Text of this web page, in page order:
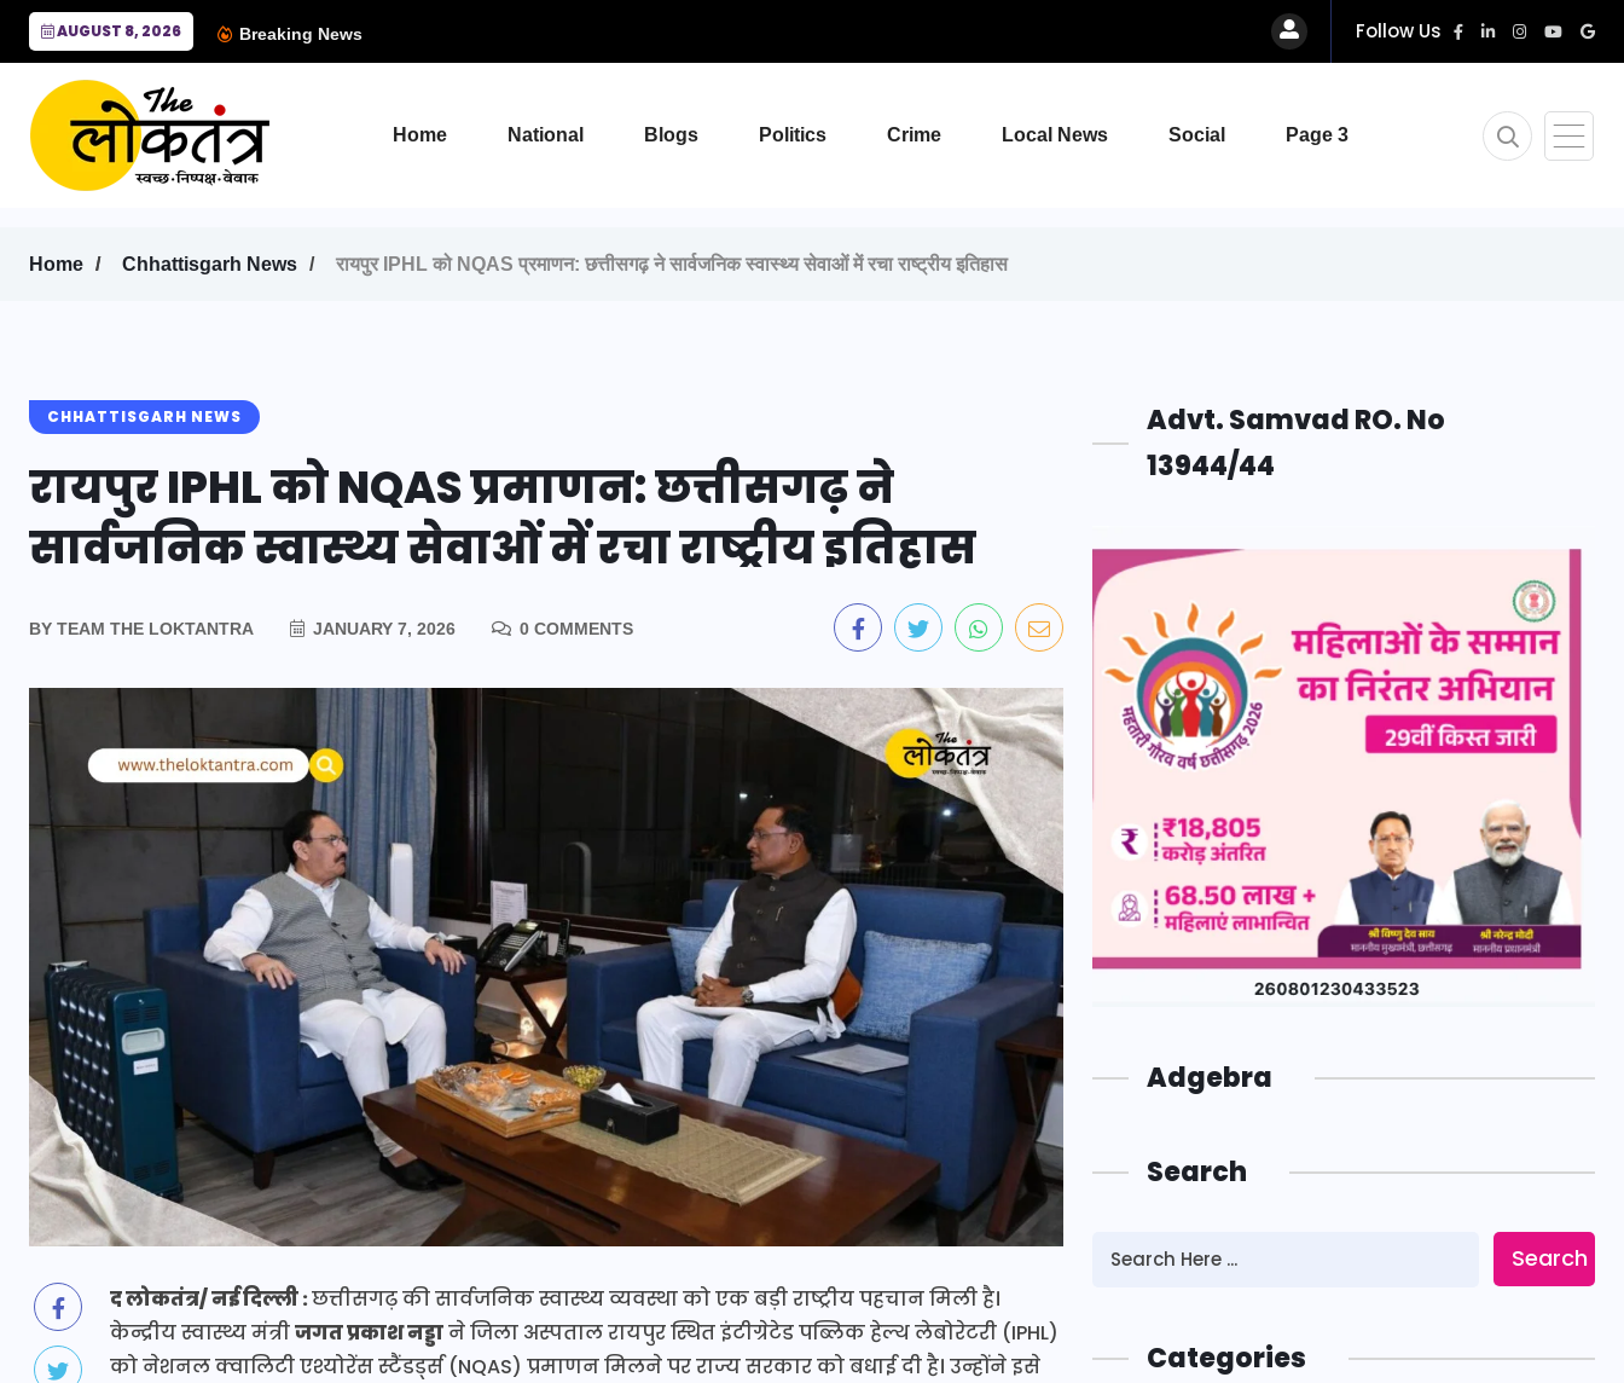
AUGUST 8, 2026 Breaking News Follow Us
Home National Blogs Politics Crime Local News Social Page 3
Home Chhattisgarh News रायपुर IPHL को NQAS प्रमाणन: छत्तीसगढ़ ने सार्वजनिक स्वास्थ्य सेवाओं में रचा राष्ट्रीय इतिहास
CHHATTISGARH NEWS
रायपुर IPHL को NQAS प्रमाणन: छत्तीसगढ़ ने
सार्वजनिक स्वास्थ्य सेवाओं में रचा राष्ट्रीय इतिहास
BY TEAM THE LOKTANTRA JANUARY 7, 2026 0 COMMENTS
द लोकतंत्र/ नई दिल्ली :छत्तीसगढ़ की सार्वजनिक स्वास्थ्य व्यवस्था को एक बड़ी राष्ट्रीय पहचान मिली है।
केन्द्रीय स्वास्थ्य मंत्रीजगत प्रकाश नड्डाने जिला अस्पताल रायपुर स्थित इंटीग्रेटेड पब्लिक हेल्थ लेबोरेटरी (IPHL)
को नेशनल क्वालिटी एश्योरेंस स्टैंडर्ड्स (NQAS) प्रमाणन मिलने पर राज्य सरकार को बधाई दी है। उन्होंने इसे
Advt. Samvad RO. No
13944/44
Adgebra
Search
Search
Categories